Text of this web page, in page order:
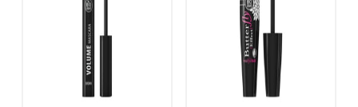
LAVERA
Mascara
Volume - Brun
11,70€
LAVERA
Mascara Noir
Triple Effet –
Volume Courbe
& Définition